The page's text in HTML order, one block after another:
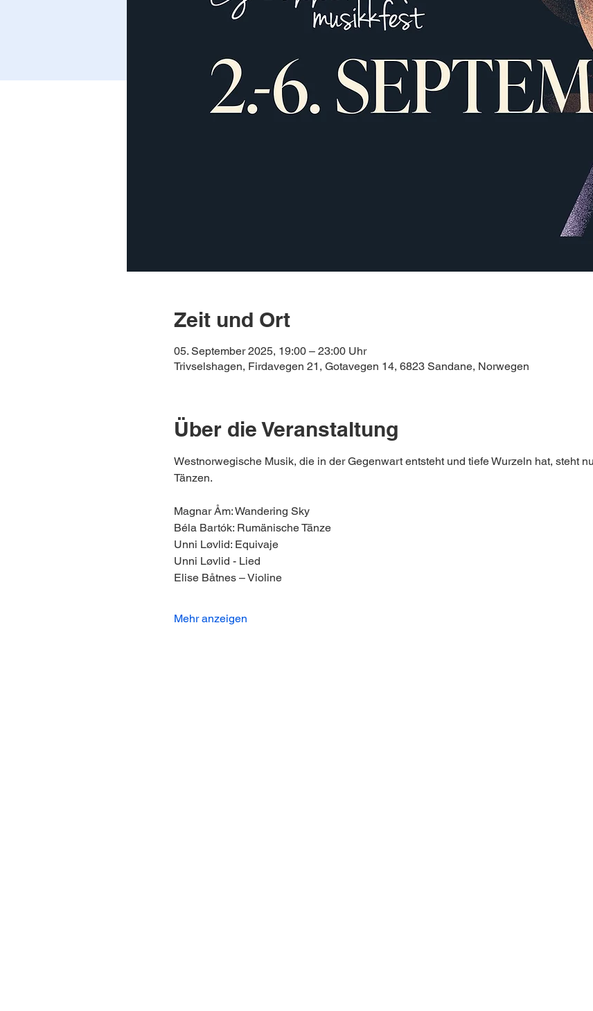
Zeit und Ort
05. September 2025, 19:00 – 23:00 Uhr
Trivselshagen, Firdavegen 21, Gotavegen 14, 6823 Sandane, Norwegen
Über die Veranstaltung
Westnorwegische Musik, die in der Gegenwart entsteht und tiefe Wurzeln hat, steht
Tänzen.
Magnar Åm: Wandering Sky
Béla Bartók: Rumänische Tänze
Unni Løvlid: Equivaje
Unni Løvlid - Lied
Elise Båtnes – Violine
Mehr anzeigen